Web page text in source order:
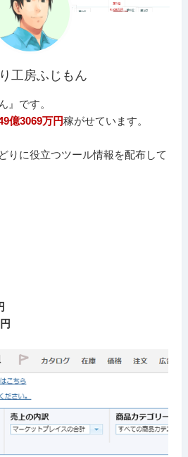
工房ふじもん
』です。
億3069万円稼がせています。
りに役立つツール情報を配布して